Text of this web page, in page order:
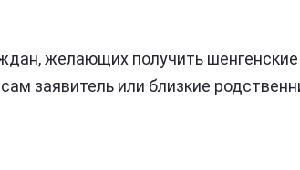
желающих получить шенгенские
заявитель или близкие